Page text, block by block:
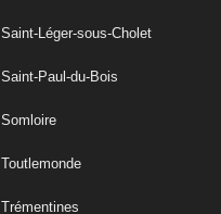
Saint-Léger-sous-Cholet
Saint-Paul-du-Bois
Somloire
Toutlemonde
Trémentines